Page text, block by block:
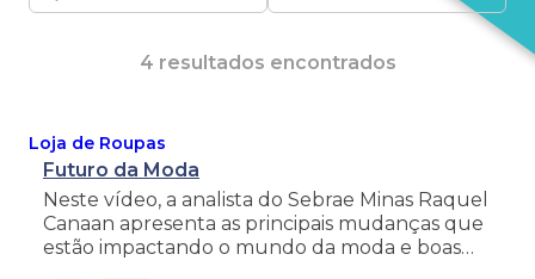
4 resultados encontrados
Loja de Roupas
Futuro da Moda
Neste vídeo, a analista do Sebrae Minas Raquel
Canaan apresenta as principais mudanças que
estão impactando o mundo da moda e boas